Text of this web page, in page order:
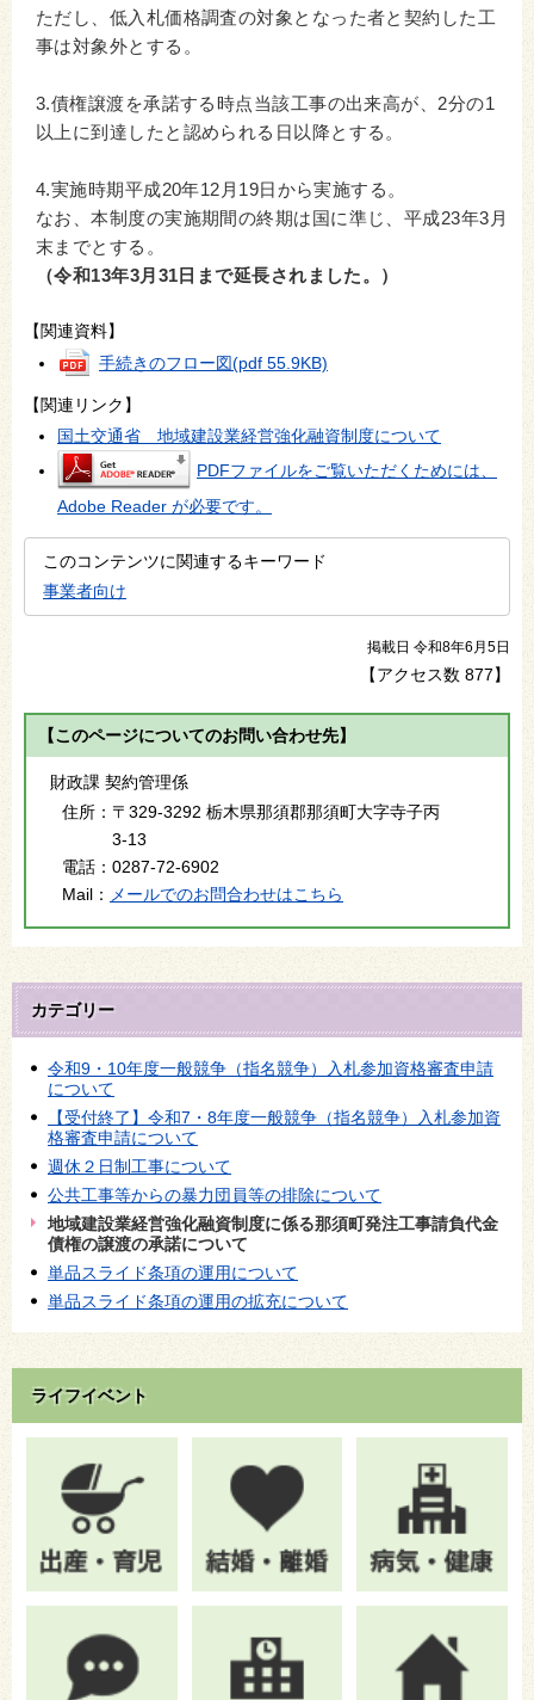
ただし、低入札価格調査の対象となった者と契約した工
事は対象外とする。
3.債権譲渡を承諾する時点当該工事の出来高が、2分の1
以上に到達したと認められる日以降とする。
4.実施時期平成20年12月19日から実施する。
なお、本制度の実施期間の終期は国に準じ、平成23年3月
末までとする。
（令和13年3月31日まで延長されました。）
【関連資料】
手続きのフロー図(pdf 55.9KB)
【関連リンク】
国土交通省 地域建設業経営強化融資制度について
PDFファイルをご覧いただくためには、
Adobe Reader が必要です。
このコンテンツに関連するキーワード
事業者向け
掲載日 令和8年6月5日
【アクセス数 877】
【このページについてのお問い合わせ先】
財政課 契約管理係
住所： 〒329-3292 栃木県那須郡那須町大字寺子丙
3-13
電話： 0287-72-6902
Mail：
メールでのお問合わせはこちら
カテゴリー
令和9・10年度一般競争（指名競争）入札参加資格審査申請
について
【受付終了】令和7・8年度一般競争（指名競争）入札参加資
格審査申請について
週休２日制工事について
公共工事等からの暴力団員等の排除について
地域建設業経営強化融資制度に係る那須町発注工事請負代金
債権の譲渡の承諾について
単品スライド条項の運用について
単品スライド条項の運用の拡充について
ライフイベント